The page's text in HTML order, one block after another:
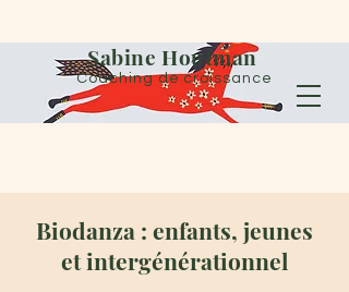
Sabine Houtman
Coaching de croissance
Biodanza : enfants, jeunes
et intergénérationnel